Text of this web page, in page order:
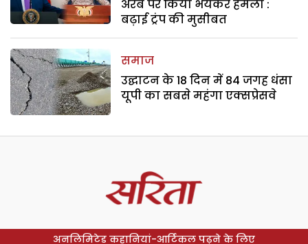
अरब पर किया भयंकर हमला :
बढ़ाई ट्रंप की मुसीबत
समाज
उद्घाटन के 18 दिन में 84 जगह धंसा
यूपी का सबसे महंगा एक्सप्रेसवे
अनलिमिटेड कहानियां-आर्टिकल पढ़ने के लिए